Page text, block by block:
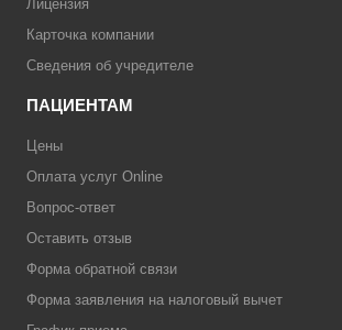
Лицензия
Карточка компании
Сведения об учредителе
ПАЦИЕНТАМ
Цены
Оплата услуг Online
Вопрос-ответ
Оставить отзыв
Форма обратной связи
Форма заявления на налоговый вычет